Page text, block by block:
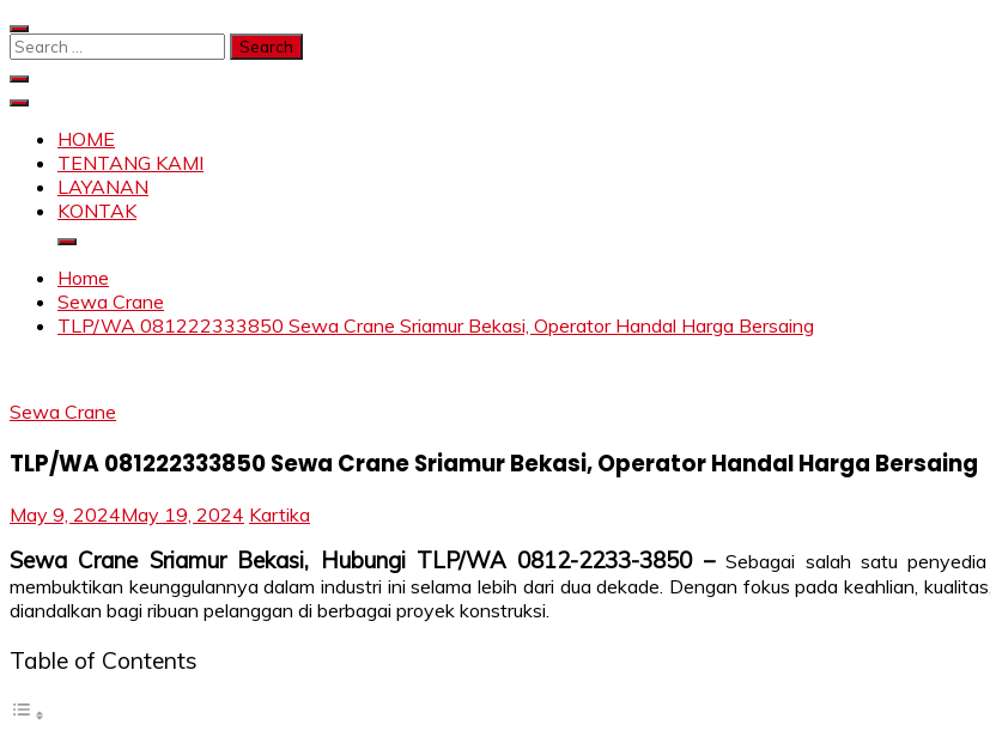
Skip
to
Search
HOME
TENTANG KAMI
LAYANAN
KONTAK
Home
Sewa Crane
TLP/WA 081222333850 Sewa Crane Sriamur Bekasi, Operator Handal Harga Bersaing
Sewa Crane
TLP/WA 081222333850 Sewa Crane Sriamur Bekasi, Operator Handal Harga Bersaing
May 9, 2024May 19, 2024 Kartika
Sewa Crane Sriamur Bekasi, Hubungi TLP/WA 0812-2233-3850 –Sebagai salah satu
membuktikan keunggulannya dalam industri ini selama lebih dari dua dekade. Dengan fokus pada keahlian,
diandalkan bagi ribuan pelanggan di berbagai proyek konstruksi.
Table of Contents